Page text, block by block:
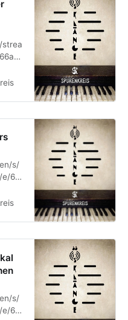
e
s/
e/67
s/
67